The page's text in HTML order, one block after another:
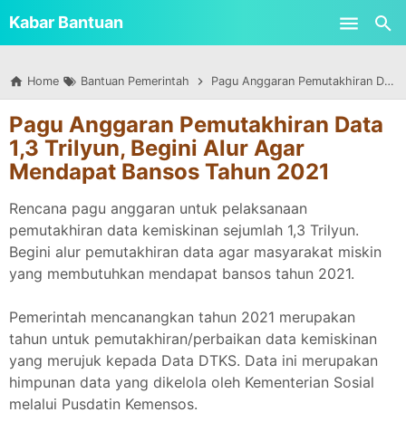
Kabar Bantuan
Home Bantuan Pemerintah Pagu Anggaran Pemutakhiran Data 1,3 Trilyun, Begini Alur Agar Mendapat Bansos Tahun 2021
Pagu Anggaran Pemutakhiran Data
1,3 Trilyun, Begini Alur Agar
Mendapat Bansos Tahun 2021
Rencana pagu anggaran untuk pelaksanaan
pemutakhiran data kemiskinan sejumlah 1,3 Trilyun.
Begini alur pemutakhiran data agar masyarakat miskin
yang membutuhkan mendapat bansos tahun 2021.
Pemerintah mencanangkan tahun 2021 merupakan
tahun untuk pemutakhiran/perbaikan data kemiskinan
yang merujuk kepada Data DTKS. Data ini merupakan
himpunan data yang dikelola oleh Kementerian Sosial
melalui Pusdatin Kemensos.